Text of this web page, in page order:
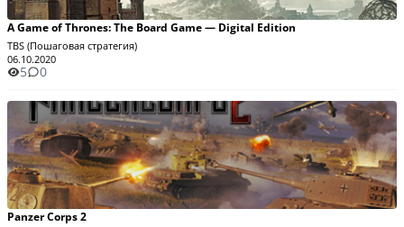
A Game of Thrones: The Board Game — Digital Edition
TBS (Пошаговая стратегия)
06.10.2020
5 0
Panzer Corps 2